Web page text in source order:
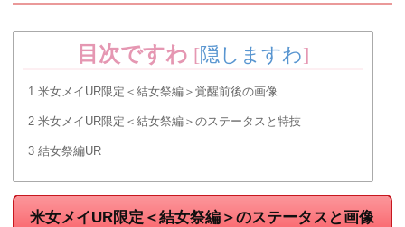
目次ですわ [隠しますわ]
1 米女メイUR限定＜結女祭編＞覚醒前後の画像
2 米女メイUR限定＜結女祭編＞のステータスと特技
3 結女祭編UR
米女メイUR限定＜結女祭編＞のステータスと画像